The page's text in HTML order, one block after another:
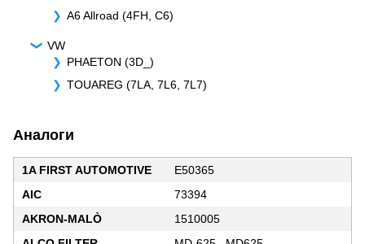
A6 Allroad (4FH, C6)
VW
PHAETON (3D_)
TOUAREG (7LA, 7L6, 7L7)
Аналоги
1A FIRST AUTOMOTIVE
E50365
AIC
73394
AKRON-MALÒ
1510005